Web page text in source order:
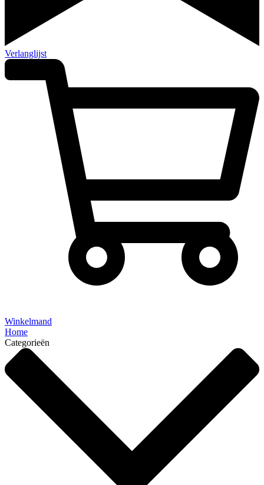
Verlanglijst
Winkelmand
Home
Categorieën